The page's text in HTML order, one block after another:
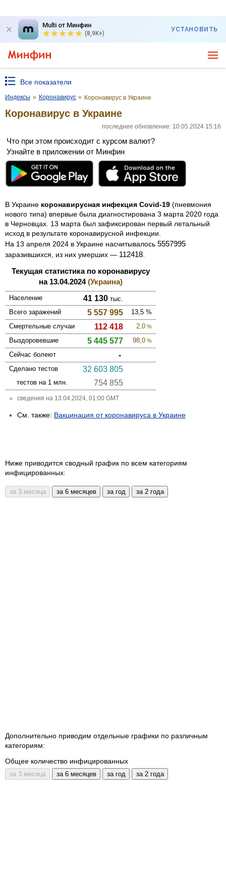
Multi от Минфин
(8,9K+)
УСТАНОВИТЬ
Все показатели
Индексы » Коронавирус » Коронавирус в Украине
Коронавирус в Украине
последнее обновление: 10.05.2024 15:16
Что при этом происходит с курсом валют?
Узнайте в приложении от Минфин
В Украине коронавирусная инфекция Covid-19 (пневмония
нового типа) впервые была диагностирована 3 марта 2020 года
в Черновцах. 13 марта был зафиксирован первый летальный
исход в результате коронавирусной инфекции.
На 13 апреля 2024 в Украине насчитывалось 5557995
заразившихся, из них умерших — 112418
Текущая статистика по коронавирусу
на 13.04.2024(Украина)
Население 41 130 тыс.
Всего зара­жений
5 557 995 13,5 %
Смер­тельные случаи
112 418 2,0 %
Выздоро­вевшие 5 445 577 98,0 %
Сейчас болеют -
Сделано тестов 32 603 805
тестов на 1 млн. 754 855
сведения на 13.04.2024, 01:00 GMT
См. также: Вакцинация от коронавируса в Украине
Ниже приводится сводный график по всем категориям
инфицированных:
Дополнительно приводим отдельные графики по различным
категориям:
Общее количество инфицированных